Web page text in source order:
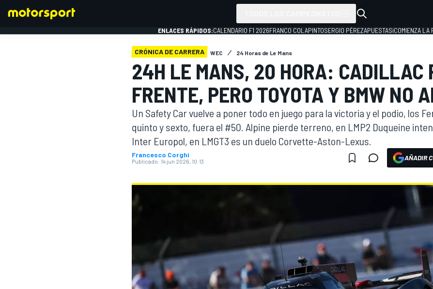
ENLACES RÁPIDOS:CALENDARIO F1 2026FRANCO COLAPINTOSERGIO PÉREZAPUESTAS¡COMIENZA LA
CRÓNICA DE CARRERA WEC 24 Horas de Le Mans
24H LE MANS, 20 HORA: CADILLAC
FRENTE, PERO TOYOTA Y BMW NO
Un Safety Car vuelve a poner todo en juego para la victoria y el podio, los
quinto y sexto, fuera el #50. Alpine pierde terreno, en LMP2 Duqueine
Inter Europol, en LMGT3 es un duelo Corvette-Aston-Lexus.
Francesco Corghi
Publicado: 14 jun 2026, 10:13 AÑADIR